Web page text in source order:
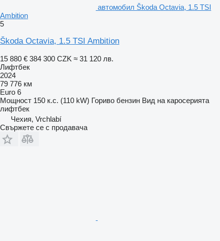
автомобил Škoda Octavia, 1.5 TSI
Ambition
5
Škoda Octavia, 1.5 TSI Ambition
15 880 € 384 300 CZK ≈ 31 120 лв.
Лифтбек
2024
79 776 км
Euro 6
Мощност 150 к.с. (110 kW) Гориво бензин Вид на каросерията
лифтбек
Чехия, Vrchlabí
Свържете се с продавача